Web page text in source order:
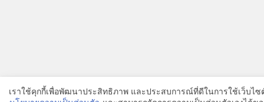
เราใช้คุกกี้เพื่อพัฒนาประสิทธิภาพ และประสบการณ์ที่ดีในการใช้เว็บไ